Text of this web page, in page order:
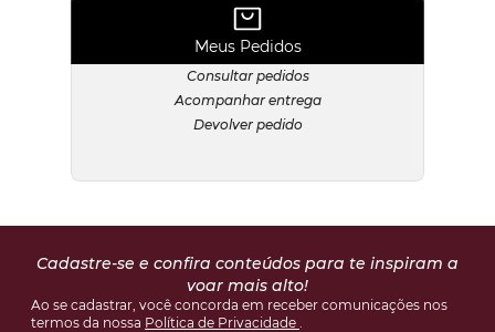
Meus Pedidos
Consultar pedidos
Acompanhar entrega
Devolver pedido
Cadastre-se e confira conteúdos para te inspiram a
voar mais alto!
Ao se cadastrar, você concorda em receber comunicações nos
termos da nossa Política de Privacidade .